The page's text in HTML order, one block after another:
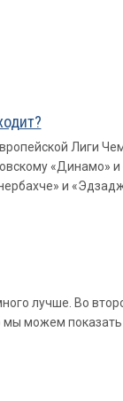
Лиги
«Динамо»
и
лучше. Во
можем